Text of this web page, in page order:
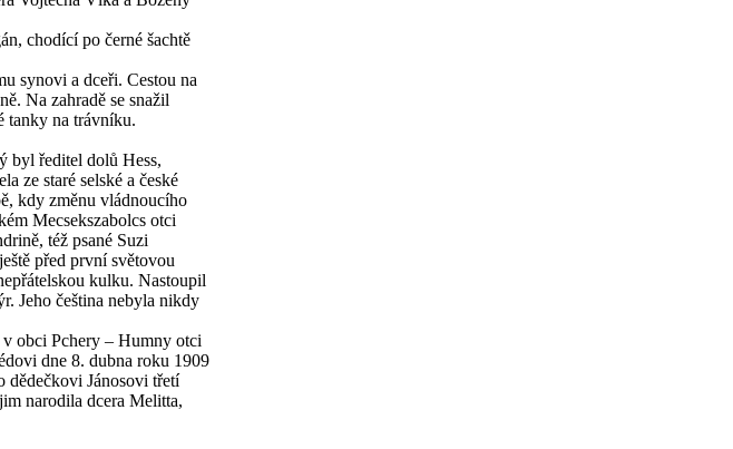
chodící po černé šachtě
synovi a dceři. Cestou na
Na zahradě se snažil
tanky na trávníku.
byl ředitel dolů Hess,
ze staré selské a české
kdy změnu vládnoucího
Mecsekszabolcs otci
též psané Suzi
před první světovou
kulku. Nastoupil
Jeho čeština nebyla nikdy
obci Pchery – Humny otci
dne 8. dubna roku 1909
dědečkovi Jánosovi třetí
narodila dcera Melitta,